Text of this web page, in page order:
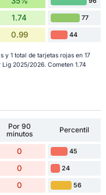
1.74 77
0.99 44
y 1 total de tarjetas rojas en 17
2025/2026. Cometen 1.74
Por 90
minutos
Percentil
0 45
0 24
0 56